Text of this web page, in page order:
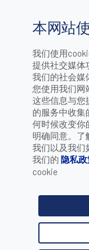
本网站使
我们使用
提供社交媒体
我们的社会媒
您使用我们网
这些信息与您
的服务中收集
何时候改变你
明确同意。了
我们以及我们
我们的 隐私政
cookie
按产品搜索
按类别搜索
您的应用是什么？